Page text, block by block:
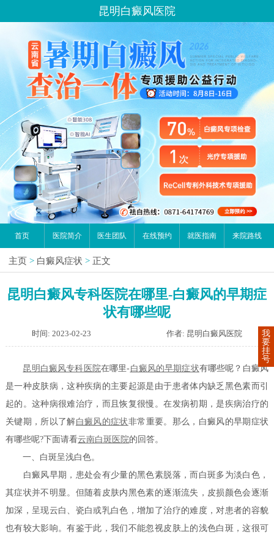
昆明白癜风医院
首页 医院简介 医生团队 在线预约 就医指南 来院路线
主页 > 白癜风症状 > 正文
昆明白癜风专科医院在哪里-白癜风的早期症
状有哪些呢
时间: 2023-02-23 作者: 昆明白癜风医院
昆明白癜风专科医院在哪里-白癜风的早期症状有哪些呢？白癜风
是一种皮肤病，这种疾病的主要起源是由于患者体内缺乏黑色素而引
起的。这种病很难治疗，而且恢复很慢。在发病初期，是疾病治疗的
关键期，所以了解白癜风的症状非常重要。那么，白癜风的早期症状
有哪些呢?下面请看云南白斑医院的回答。
一、白斑呈浅白色。
白癜风早期，患处会有少量的黑色素脱落，而白斑多为淡白色，
其症状并不明显。但随着皮肤内黑色素的逐渐流失，皮损颜色会逐渐
加深，呈现云白、瓷白或乳白色，增加了治疗的难度，对患者的容貌
也有较大影响。有鉴于此，我们不能忽视皮肤上的浅色白斑，这很可
我
要
挂
号